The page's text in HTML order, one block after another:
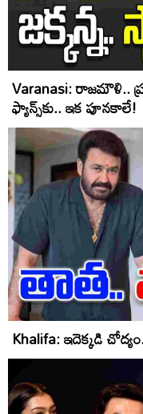
Varanasi: రాజమౌళి..
ఫ్యాన్స్‌కు.. ఇక పూన‌కాలే!
Khalifa: ఇదెక్క‌డి